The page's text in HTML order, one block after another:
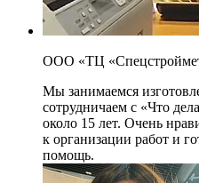
ООО «ТЦ
Мы занимаемся
сотрудничаем с «Что
около 15 лет. Очень
к организации работ и
помощь.